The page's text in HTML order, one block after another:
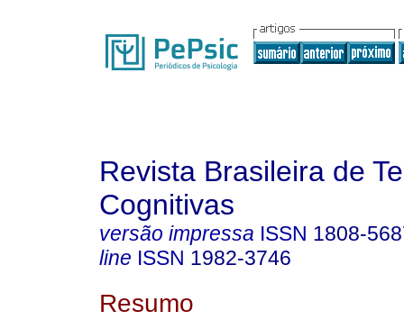
Revista Brasileira de
Cognitivas
versão impressa ISSN 1808-
line ISSN 1982-3746
Resumo